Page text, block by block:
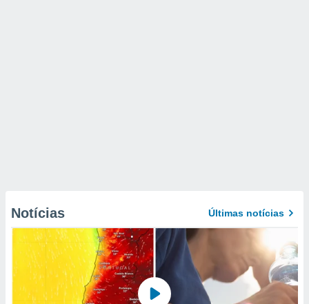
Notícias Últimas notícias